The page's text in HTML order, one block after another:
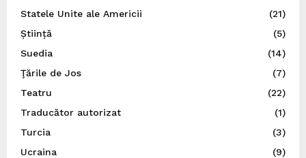
Statele Unite ale Americii
(21)
Știință
(5)
Suedia
(14)
Ţările de Jos
(7)
Teatru
(22)
Traducător autorizat
(1)
Turcia
(3)
Ucraina
(9)